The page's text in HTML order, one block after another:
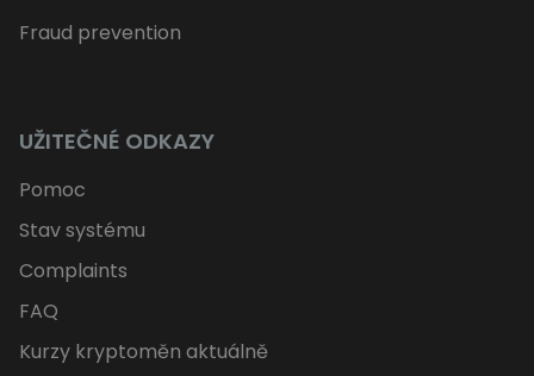
Fraud prevention
UŽITEČNÉ ODKAZY
Pomoc
Stav systému
Complaints
FAQ
Kurzy kryptoměn aktuálně